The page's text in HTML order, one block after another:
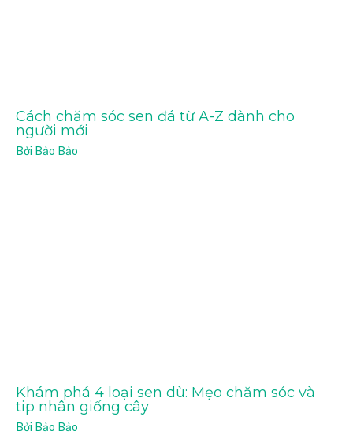
Cách chăm sóc sen đá từ A-Z dành cho
người mới
Bởi Bảo Bảo
Khám phá 4 loại sen dù: Mẹo chăm sóc và
tip nhân giống cây
Bởi Bảo Bảo